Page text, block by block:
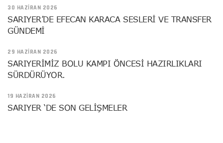
30 HAZIRAN 2026
SARIYER’DE EFECAN KARACA SESLERİ VE TRANSFER
GÜNDEMİ
29 HAZIRAN 2026
SARIYERİMİZ BOLU KAMPI ÖNCESİ HAZIRLIKLARI
SÜRDÜRÜYOR.
19 HAZIRAN 2026
SARIYER ‘DE SON GELİŞMELER